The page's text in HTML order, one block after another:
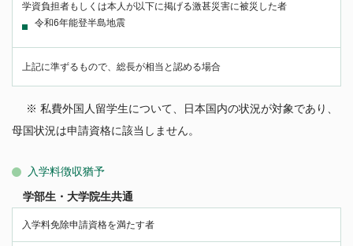
学資負担者もしくは本人が以下に掲げる激甚災害に被災した者
令和6年能登半島地震
上記に準ずるもので、総長が相当と認める場合
※ 私費外国人留学生について、日本国内の状況が対象であり、
母国状況は申請資格に該当しません。
入学料徴収猶予
学部生・大学院生共通
入学料免除申請資格を満たす者